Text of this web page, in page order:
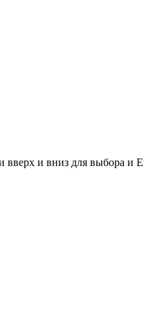
вверх и вниз для выбора